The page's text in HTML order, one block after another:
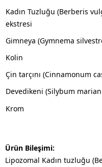
Kadın Tuzluğu (Berberis
ekstresi
Gimneya (Gymnema
Kolin
Çin tarçını (Cinnamonum
Devedikeni (Silybum
Krom
Ürün Bileşimi:
Lipozomal Kadın tuzluğu